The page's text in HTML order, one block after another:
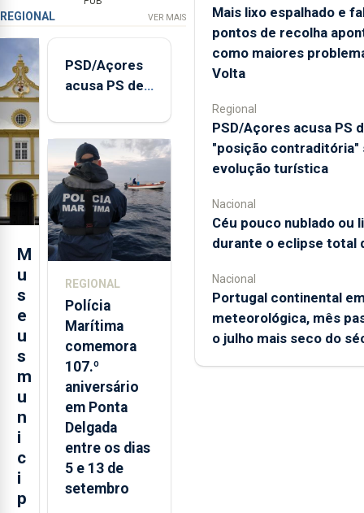
REGIONAL VER MAIS
M
u
s
e
u
s
m
u
n
i
c
i
p
PSD/Açores
acusa PS de
contraditória"
sobre
evolução
turística
REGIONAL
Polícia
Marítima
comemora
107.º
aniversário
em Ponta
Delgada
entre os dias
5 e 13 de
setembro
Mais lixo espalhado e
pontos de recolha
como maiores
Volta
Regional
PSD/Açores acusa PS
"posição contraditória"
evolução turística
Nacional
Céu pouco nublado ou
durante o eclipse total
Nacional
Portugal continental
meteorológica, mês
o julho mais seco do